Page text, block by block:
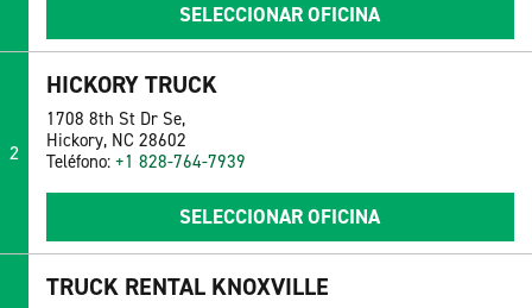
SELECCIONAR OFICINA
2
HICKORY TRUCK
1708 8th St Dr Se,
Hickory, NC 28602
Teléfono: +1 828-764-7939
SELECCIONAR OFICINA
TRUCK RENTAL KNOXVILLE